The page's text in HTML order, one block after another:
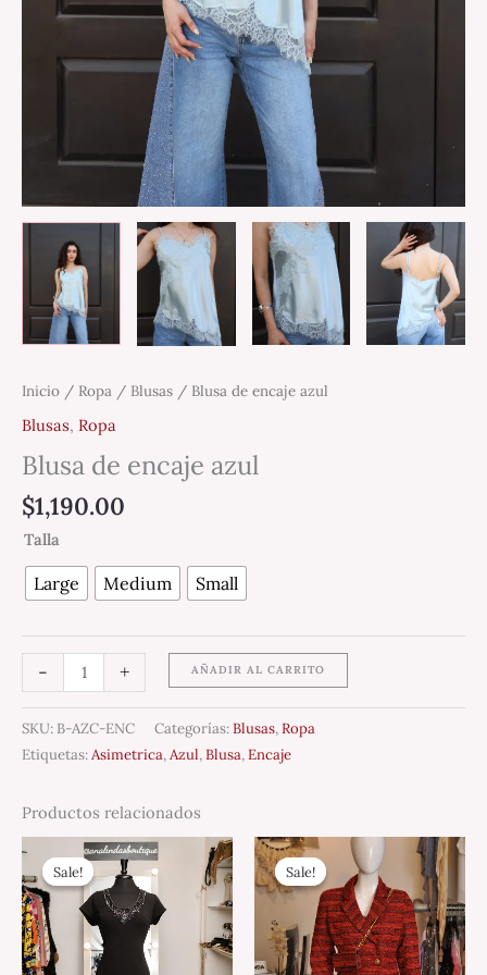
Inicio / Ropa / Blusas / Blusa de encaje azul
Blusas, Ropa
Blusa de encaje azul
$1,190.00
Talla
Large Medium Small
- + AÑADIR AL CARRITO
SKU: B-AZC-ENC Categorías:Blusas,Ropa
Etiquetas:Asimetrica,Azul,Blusa,Encaje
Productos relacionados
Sale!
Sale! Sale!
Sale!
Original
price
was:
$2,790.00.
Current
price
$500.00.